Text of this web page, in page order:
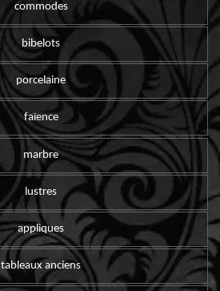
commodes
bibelots
porcelaine
faïence
marbre
lustres
appliques
tableaux anciens